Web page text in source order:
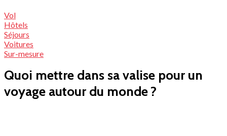
Vol
Hôtels
Séjours
Voitures
Sur-mesure
Quoi mettre dans sa valise pour un
voyage autour du monde ?